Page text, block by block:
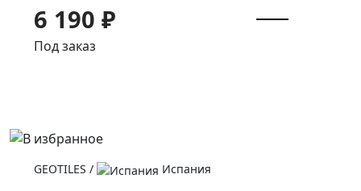
6 190 ₽
Под заказ
GEOTILES / Испания